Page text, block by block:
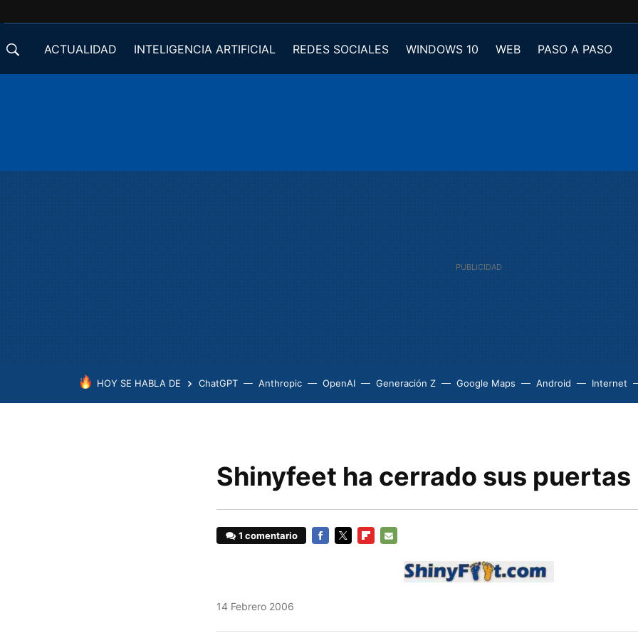
ACTUALIDAD INTELIGENCIA ARTIFICIAL REDES SOCIALES WINDOWS 10 WEB
PASO A PASO
HOY SE HABLA DE ChatGPT Anthropic OpenAI Generación Z Google Maps Android Internet
Shinyfeet ha cerrado sus puertas
1 comentario
14 Febrero 2006